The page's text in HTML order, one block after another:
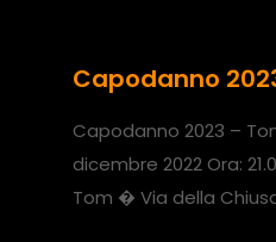
Capodanno
Capodanno 2023 –
dicembre 2022 Ora:
Tom � Via della Chiusa